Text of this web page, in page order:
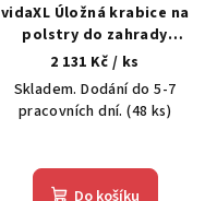
vidaXL Úložná krabice na
polstry do zahrady
Pozinkovaná ocel 117 L
2 131 Kč / ks
Skladem. Dodání do 5-7
pracovních dní.(48 ks)
Do košíku